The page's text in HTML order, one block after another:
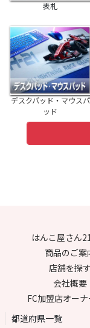
表札
デスクパッド・マウスパ
ッド
はんこ屋さん
商品のご案
店舗を探す
会社概要
FC加盟店オー
都道府県一覧